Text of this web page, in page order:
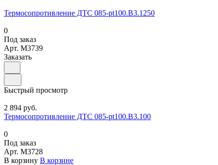
Термосопротивление ДТС 085-pt100.В3.1250
0
Под заказ
Арт. M3739
Заказать
Быстрый просмотр
2 894 руб.
Термосопротивление ДТС 085-pt100.В3.100
0
Под заказ
Арт. M3728
В корзину В корзине